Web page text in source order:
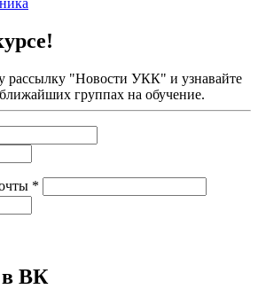
рассылку "Новости УКК" и узнавайте
группах на обучение.
*
ВК